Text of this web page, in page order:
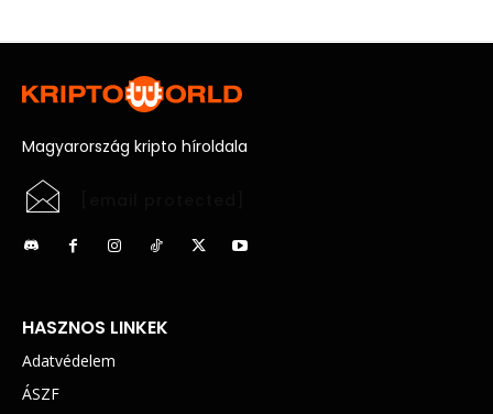
Magyarország kripto híroldala
HASZNOS LINKEK
Adatvédelem
ÁSZF